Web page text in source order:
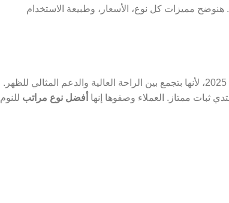
. هنوضح مميزات كل نوع، الأسعار، وطبيعة الاستخدام
واحدة من أكثر المراتب مبيعًا في 2025، لأنها بتجمع بين الراحة العالية والدعم المثالي للظهر.
أفضل نوع مراتب للنوم